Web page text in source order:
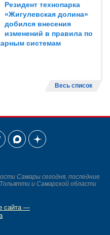
Резидент технопарка
«Жигулевская долина»
добился внесения
изменений в правила по
системам
Весь список
Самары сегодня, последние
и Самарской области
сайта —